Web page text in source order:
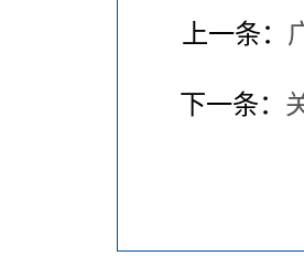
上一条：
下一条：